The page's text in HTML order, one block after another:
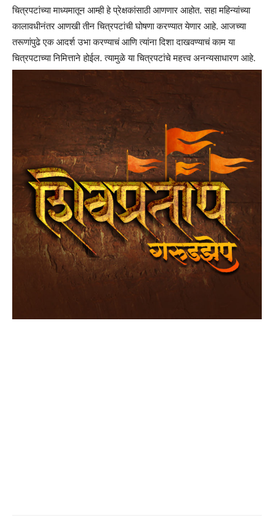
चित्रपटांच्या माध्यमातून आम्ही हे प्रेक्षकांसाठी आणणार आहोत. सहा महिन्यांच्या
कालावधीनंतर आणखी तीन चित्रपटांची घोषणा करण्यात येणार आहे. आजच्या
तरूणांपुढे एक आदर्श उभा करण्याचं आणि त्यांना दिशा दाखवण्याचं काम या
चित्रपटाच्या निमित्ताने होईल. त्यामुळे या चित्रपटांचे महत्त्व अनन्यसाधारण आहे.